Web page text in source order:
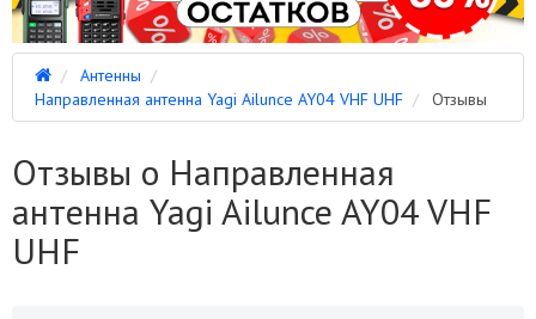
Антенны
Направленная антенна Yagi Ailunce AY04 VHF UHF
Отзывы
Отзывы о Направленная
антенна Yagi Ailunce AY04 VHF
UHF